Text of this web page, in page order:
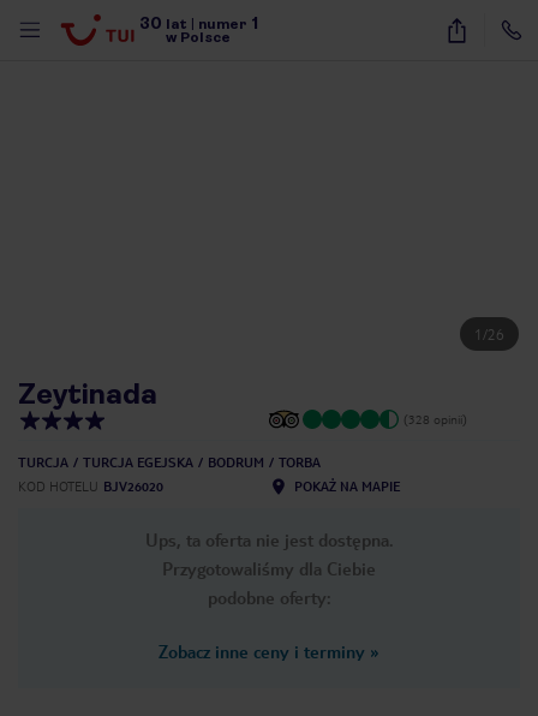
30 lat numer 1
w Polsce
1 /26
Zeytinada
(328 opinii)
TURCJA TURCJA EGEJSKA BODRUM
TORBA
KOD HOTELU BJV26020 POKAŻ NA MAPIE
Ups, ta oferta nie jest dostępna.
Przygotowaliśmy dla Ciebie
podobne oferty:
Zobacz inne ceny i terminy »